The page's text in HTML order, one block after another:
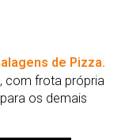
de Pizza.
com frota própria
os demais